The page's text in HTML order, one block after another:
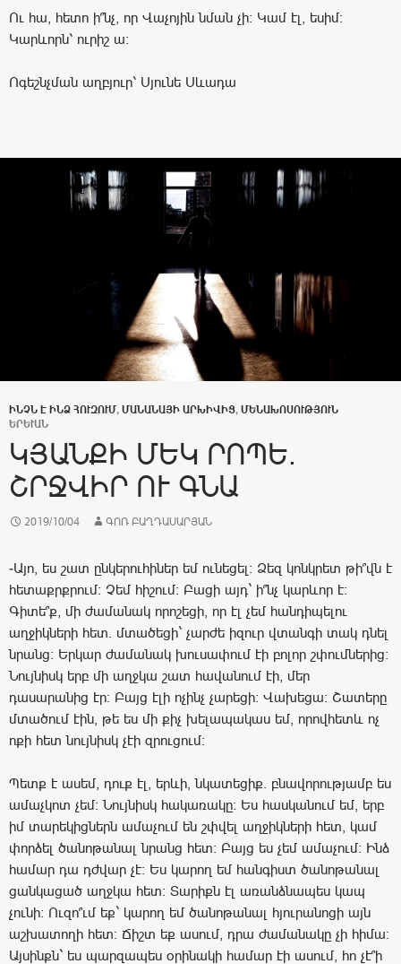
Ու հա, հետո ի՞նչ, որ Վաչոյին նման չի։ Կամ էլ, եսիմ։
Կարևորն՝ ուրիշ ա։
Ոգեշնչման աղբյուր՝ Սյունե Սևադա
ԻՆՉՆ Է ԻՆՁ ՀՈՒԶՈՒՄ, ՄԱՆԱՆԱՅԻ ԱՐԽԻՎԻՑ, ՄԵՆԱԽՈՍՈՒԹՅՈՒՆ
ԵՐԵՒԱՆ
ԿՅԱՆՔԻ ՄԵԿ ՐՈՊԵ.
ՇՐՋՎԻՐ ՈՒ ԳՆԱ
2019/10/04 ԳՈՌ ԲԱՂԴԱՍԱՐՅԱՆ
-Այո, ես շատ ընկերուհիներ եմ ունեցել: Ձեզ կոնկրետ թի՞վն է
հետաքրքրում: Չեմ հիշում: Բացի այդ` ի՞նչ կարևոր է:
Գիտե՞ք, մի ժամանակ որոշեցի, որ էլ չեմ հանդիպելու
աղջիկների հետ. մտածեցի` չարժե իզուր վտանգի տակ դնել
նրանց: Երկար ժամանակ խուսափում էի բոլոր շփումներից:
Նույնիսկ երբ մի աղջկա շատ հավանում էի, մեր
դասարանից էր: Բայց էլի ոչինչ չարեցի: Վախեցա: Շատերը
մտածում էին, թե ես մի քիչ խելապակաս եմ, որովհետև ոչ
ոքի հետ նույնիսկ չէի զրուցում:
Պետք է ասեմ, դուք էլ, երևի, նկատեցիք. բնավորությամբ ես
ամաչկոտ չեմ: Նույնիսկ հակառակը: Ես հասկանում եմ, երբ
իմ տարեկիցներն ամաչում են շփվել աղջիկների հետ, կամ
փորձել ծանոթանալ նրանց հետ: Բայց ես չեմ ամաչում: Ինձ
համար դա դժվար չէ: Ես կարող եմ հանգիստ ծանոթանալ
ցանկացած աղջկա հետ: Տարիքն էլ առանձնապես կապ
չունի: Ուզո՞ւմ եք` կարող եմ ծանոթանալ հյուրանոցի այն
աշխատողի հետ: Ճիշտ եք ասում, դրա ժամանակը չի հիմա:
Այսինքն` ես պարզապես օրինակի համար էի ասում, հո չէ՞ի